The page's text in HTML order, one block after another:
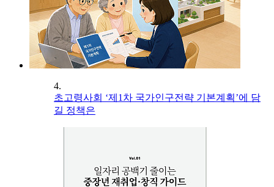
4.
초고령사회 ‘제1차 국가인구전략 기본계획’에 담
길 정책은